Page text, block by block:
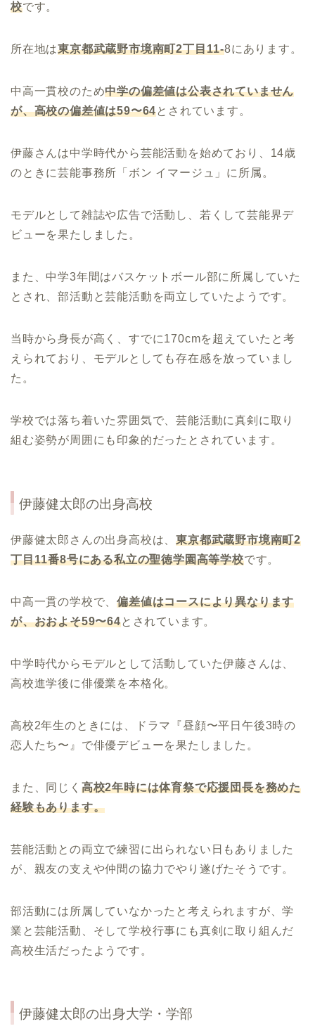
校です。
所在地は東京都武蔵野市境南町2丁目11-8にあります。
中高一貫校のため中学の偏差値は公表されていません
が、高校の偏差値は59〜64とされています。
伊藤さんは中学時代から芸能活動を始めており、14歳
のときに芸能事務所「ボン イマージュ」に所属。
モデルとして雑誌や広告で活動し、若くして芸能界デ
ビューを果たしました。
また、中学3年間はバスケットボール部に所属していた
とされ、部活動と芸能活動を両立していたようです。
当時から身長が高く、すでに170cmを超えていたと考
えられており、モデルとしても存在感を放っていまし
た。
学校では落ち着いた雰囲気で、芸能活動に真剣に取り
組む姿勢が周囲にも印象的だったとされています。
伊藤健太郎の出身高校
伊藤健太郎さんの出身高校は、東京都武蔵野市境南町2
丁目11番8号にある私立の聖徳学園高等学校です。
中高一貫の学校で、偏差値はコースにより異なります
が、おおよそ59〜64とされています。
中学時代からモデルとして活動していた伊藤さんは、
高校進学後に俳優業を本格化。
高校2年生のときには、ドラマ『昼顔〜平日午後3時の
恋人たち〜』で俳優デビューを果たしました。
また、同じく 高校2年時には体育祭で応援団長を務めた
経験もあります。
芸能活動との両立で練習に出られない日もありました
が、親友の支えや仲間の協力でやり遂げたそうです。
部活動には所属していなかったと考えられますが、学
業と芸能活動、そして学校行事にも真剣に取り組んだ
高校生活だったようです。
伊藤健太郎の出身大学・学部